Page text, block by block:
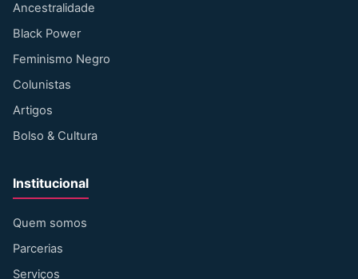
Ancestralidade
Black Power
Feminismo Negro
Colunistas
Artigos
Bolso & Cultura
Institucional
Quem somos
Parcerias
Serviços